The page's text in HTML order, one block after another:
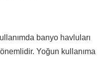
banyo havluları
önemlidir. Yoğun kullanıma